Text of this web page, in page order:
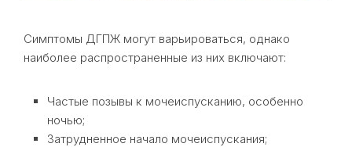
Симптомы ДГПЖ могут варьироваться, однако
наиболее распространенные из них включают:
Частые позывы к мочеиспусканию, особенно
ночью;
Затрудненное начало мочеиспускания;